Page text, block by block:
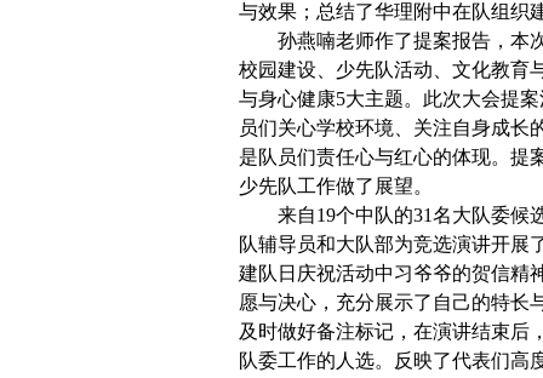
与效果；总结了华理附中在队组织
孙燕喃老师作了提案报告，本
校园建设、少先队活动、文化教育
与身心健康5大主题。此次大会提
员们关心学校环境、关注自身成长
是队员们责任心与红心的体现。提
少先队工作做了展望。
来自19个中队的31名大队委候
队辅导员和大队部为竞选演讲开展
建队日庆祝活动中习爷爷的贺信精
愿与决心，充分展示了自己的特长
及时做好备注标记，在演讲结束后
队委工作的人选。反映了代表们高